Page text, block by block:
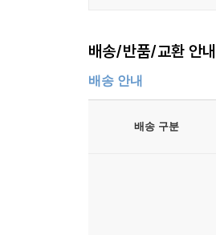
배송/반품/교환 안내
배송 안내
배송 구분